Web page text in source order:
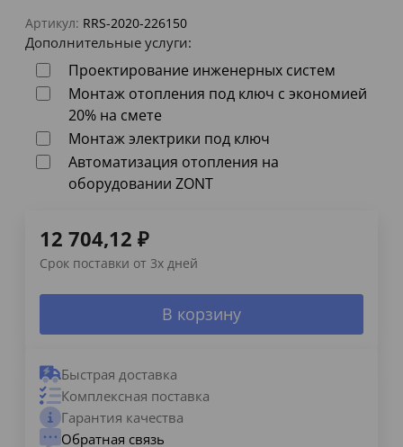
Артикул: RRS-2020-226150
Дополнительные услуги:
Проектирование инженерных систем
Монтаж отопления под ключ с экономией
20% на смете
Монтаж электрики под ключ
Автоматизация отопления на
оборудовании ZONT
12 704,12 ₽
Срок поставки от 3х дней
В корзину
Быстрая доставка
Комплексная поставка
Гарантия качества
Обратная связь